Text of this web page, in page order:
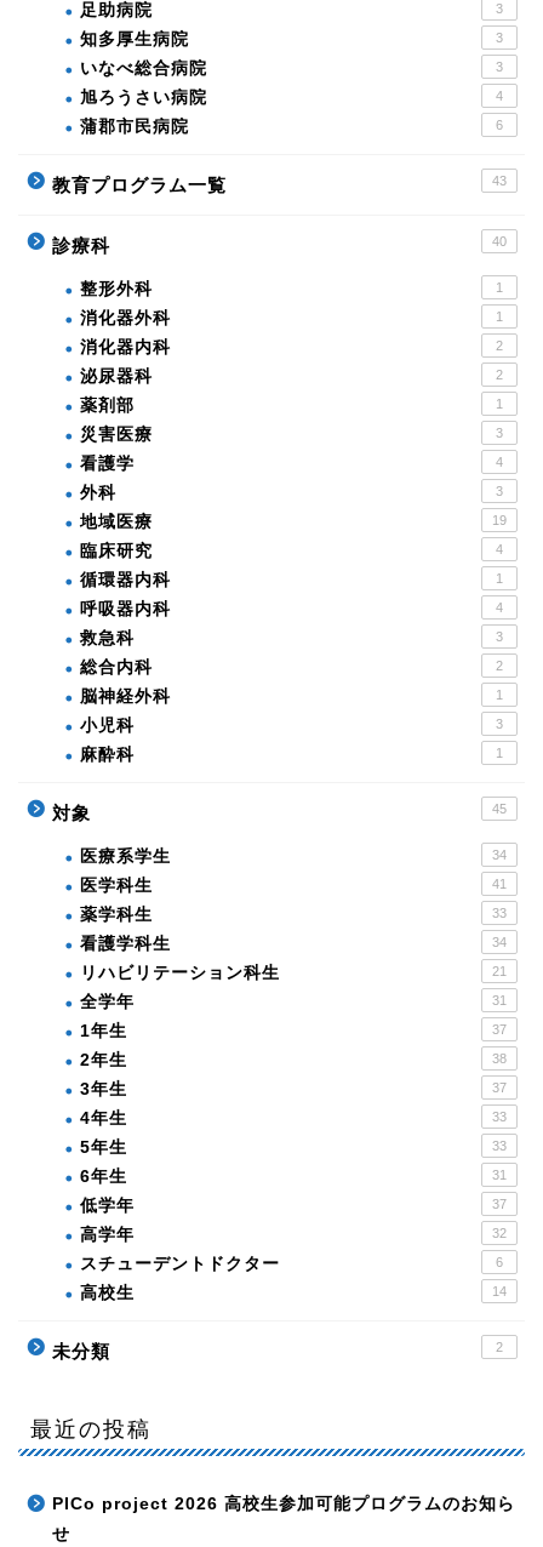
足助病院 3
知多厚生病院 3
いなべ総合病院 3
旭ろうさい病院 4
蒲郡市民病院 6
教育プログラム一覧 43
診療科 40
整形外科 1
消化器外科 1
消化器内科 2
泌尿器科 2
薬剤部 1
災害医療 3
看護学 4
外科 3
地域医療 19
臨床研究 4
循環器内科 1
呼吸器内科 4
救急科 3
総合内科 2
脳神経外科 1
小児科 3
麻酔科 1
対象 45
医療系学生 34
医学科生 41
薬学科生 33
看護学科生 34
リハビリテーション科生 21
全学年 31
1年生 37
2年生 38
3年生 37
4年生 33
5年生 33
6年生 31
低学年 37
高学年 32
スチューデントドクター 6
高校生 14
未分類 2
最近の投稿
PICo project 2026 高校生参加可能プログラムのお知ら
せ